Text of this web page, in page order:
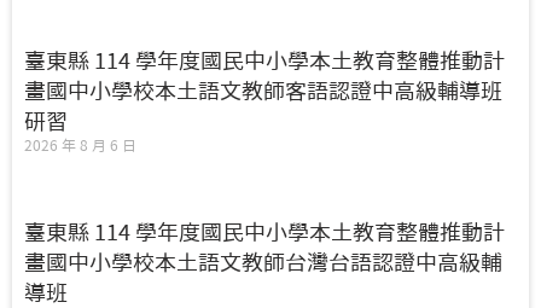
臺東縣 114 學年度國民中小學本土教育整體推動計
畫國中小學校本土語文教師客語認證中高級輔導班
研習
2026 年 8 月 6 日
臺東縣 114 學年度國民中小學本土教育整體推動計
畫國中小學校本土語文教師台灣台語認證中高級輔
導班